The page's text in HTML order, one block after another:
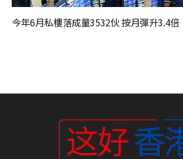
今年6月私樓落成量3532伙 按月彈升3.4倍